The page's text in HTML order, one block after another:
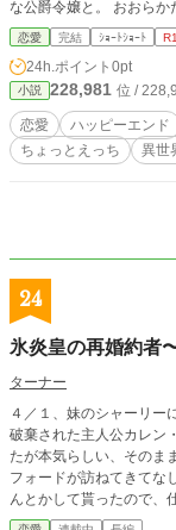
な公爵令嬢と。 おおらか
恋愛 完結 ｼｮｰﾄｼｮｰﾄ
24h.ポイント 0pt
小説 228,981 位 /
恋愛 ハッピーエンド
ちょっとえっち
異世
24
氷炎皇の再婚約者
ターナー
４／１、妹のシャーリー
破棄された主人公カレン
たが本気らしい、そのま
フォードが訪ねてきてな
んとかして貰ったので、
ると一緒に働いていたア